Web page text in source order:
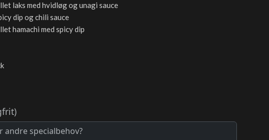
laks med hvidløg og unagi sauce
dip og chili sauce
hamachi med spicy dip